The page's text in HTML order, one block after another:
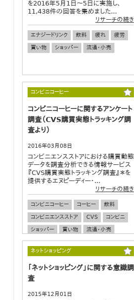
を2016年5月1日～5日に実施し、
11,438件の回答を集めました...
リサーチの続き
エナジードリンク 飲料 疲れ
疲労
買い物
ショッパー 流通・小売
コンビニコーヒー
コンビニコーヒーに関するアンケート
調査（CVS購買実態トラッキング調
査より）
2016年03月08日
コンビニエンスストアにおける購買動態
データを調査分析できる情報サービス
『CVS購買実態トラッキング調査』＊を
提供するエヌピーディー・...
リサーチの続き
コンビニコーヒー コーヒー
飲料
コンビニエンスストア
CVS
コンビニ
ショッパー
買い物 流通・小売
ネットショッピング
「ネットショッピング」に関する意識調
査
2015年12月01日